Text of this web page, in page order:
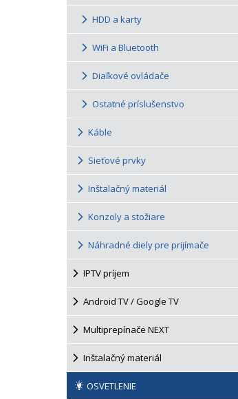
HDD a karty
WiFi a Bluetooth
Diaľkové ovládače
Ostatné príslušenstvo
Káble
Sieťové prvky
Inštalačný materiál
Konzoly a stožiare
Náhradné diely pre prijímače
IPTV príjem
Android TV / Google TV
Multiprepínače NEXT
Inštalačný materiál
OSVETLENIE